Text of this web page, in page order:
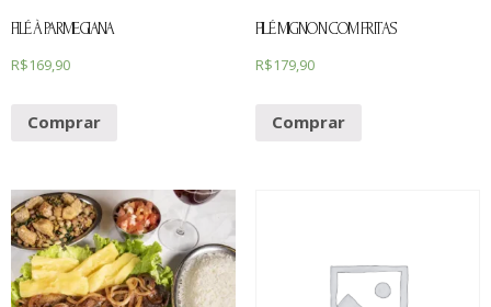
FILÉ À PARMEGIANA
R$169,90
Comprar
FILÉ MIGNON COM FRITAS
R$179,90
Comprar